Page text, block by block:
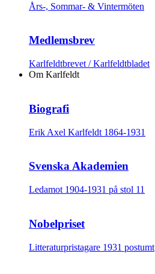
Års-, Sommar- & Vintermöten
Medlemsbrev
Karlfeldtbrevet / Karlfeldtbladet
Om Karlfeldt
Biografi
Erik Axel Karlfeldt 1864-1931
Svenska Akademien
Ledamot 1904-1931 på stol 11
Nobelpriset
Litteraturpristagare 1931 postumt